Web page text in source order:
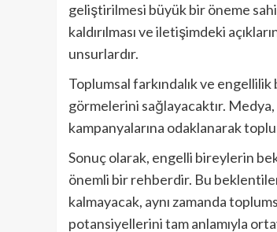
geliştirilmesi büyük bir öneme
kaldırılması ve iletişimdeki
unsurlardır.
Toplumsal farkındalık ve
görmelerini sağlayacaktır.
kampanyalarına odaklanarak
Sonuç olarak, engelli bireylerin
önemli bir rehberdir. Bu
kalmayacak, aynı zamanda
potansiyellerini tam anlamıyla